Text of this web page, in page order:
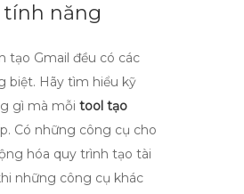
năng
tạo Gmail đều có các
biệt. Hãy tìm hiểu kỹ
gì mà mỗi tool tạo
Có những công cụ cho
hóa quy trình tạo tài
những công cụ khác